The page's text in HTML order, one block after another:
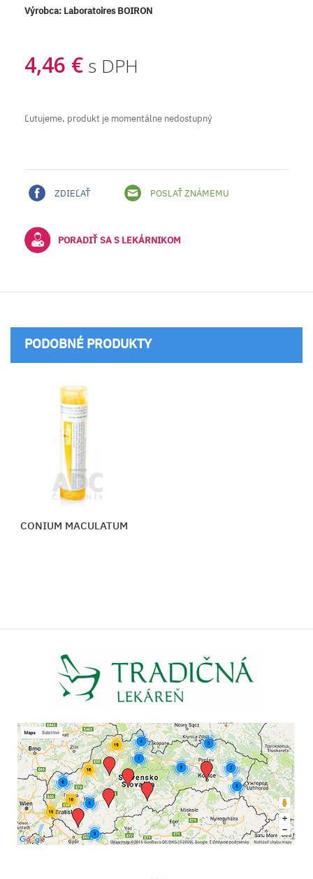
Výrobca: Laboratoires BOIRON
4,46 € s DPH
Ľutujeme, produkt je momentálne nedostupný
ZDIEĽAŤ POSLAŤ ZNÁMEMU
PORADIŤ SA S LEKÁRNIKOM
PODOBNÉ PRODUKTY
CONIUM MACULATUM